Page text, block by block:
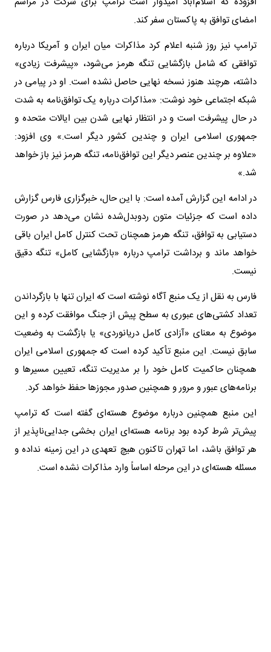
امضای توافق به پاکستان سفر کند.
ترامپ نیز روز شنبه اعلام کرد مذاکرات میان ایران و آمریکا درباره
توافقی که شامل بازگشایی تنگه هرمز می‌شود، «پیشرفت زیادی»
داشته، هرچند هنوز نسخه نهایی حاصل نشده است. او در پیامی در
شبکه اجتماعی خود نوشت: «مذاکرات درباره یک توافق‌نامه به شدت
در حال پیشرفت است و در انتظار نهایی شدن بین ایالات متحده و
جمهوری اسلامی ایران و چندین کشور دیگر است.» وی افزود:
«علاوه بر چندین عنصر دیگر این توافق‌نامه، تنگه هرمز نیز باز خواهد
شد.»
در ادامه این گزارش آمده است: با این حال، خبرگزاری فارس گزارش
داده است که جزئیات متون ردوبدل‌شده نشان می‌دهد در صورت
دستیابی به توافق، تنگه هرمز همچنان تحت کنترل کامل ایران باقی
خواهد ماند و برداشت ترامپ درباره «بازگشایی کامل» تنگه دقیق
نیست.
فارس به نقل از یک منبع آگاه نوشته است که ایران تنها با بازگرداندن
تعداد کشتی‌های عبوری به سطح پیش از جنگ موافقت کرده و این
موضوع به معنای «آزادی کامل دریانوردی» یا بازگشت به وضعیت
سابق نیست. این منبع تأکید کرده است که جمهوری اسلامی ایران
همچنان حاکمیت کامل خود را بر مدیریت تنگه، تعیین مسیرها و
برنامه‌های عبور و مرور و همچنین صدور مجوزها حفظ خواهد کرد.
این منبع همچنین درباره موضوع هسته‌ای گفته است که ترامپ
پیش‌تر شرط کرده بود برنامه هسته‌ای ایران بخشی جدایی‌ناپذیر از
هر توافق باشد، اما تهران تاکنون هیچ تعهدی در این زمینه نداده و
مسئله هسته‌ای در این مرحله اساساً وارد مذاکرات نشده است.